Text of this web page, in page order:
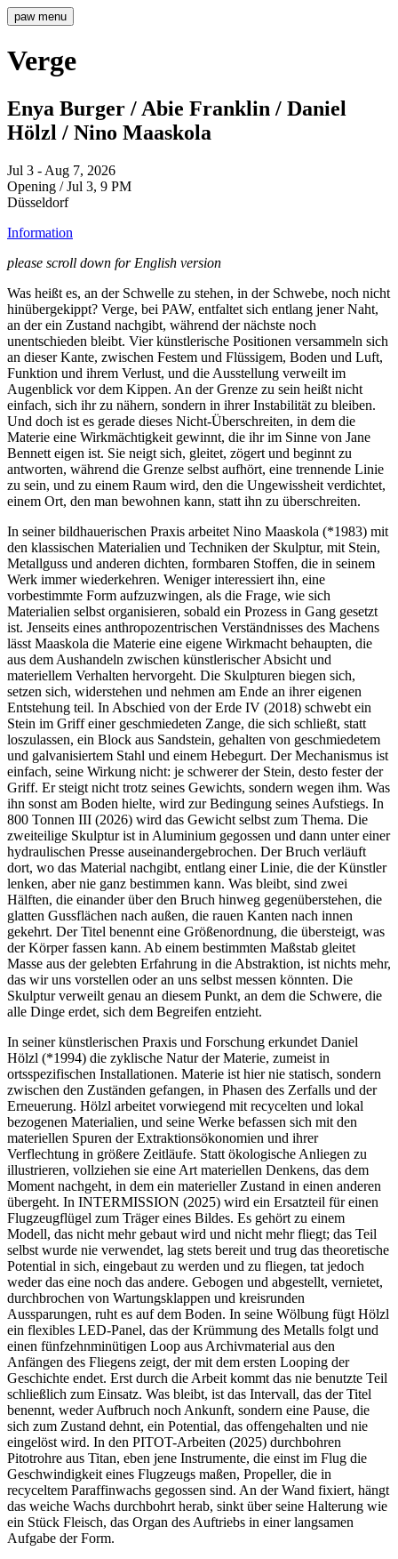
paw menu
Verge
Enya Burger / Abie Franklin / Daniel
Hölzl / Nino Maaskola
Jul 3 - Aug 7, 2026
Opening / Jul 3, 9 PM
Düsseldorf
Information
please scroll down for English version
Was heißt es, an der Schwelle zu stehen, in der Schwebe, noch nicht
hinübergekippt? Verge, bei PAW, entfaltet sich entlang jener Naht,
an der ein Zustand nachgibt, während der nächste noch
unentschieden bleibt. Vier künstlerische Positionen versammeln sich
an dieser Kante, zwischen Festem und Flüssigem, Boden und Luft,
Funktion und ihrem Verlust, und die Ausstellung verweilt im
Augenblick vor dem Kippen. An der Grenze zu sein heißt nicht
einfach, sich ihr zu nähern, sondern in ihrer Instabilität zu bleiben.
Und doch ist es gerade dieses Nicht-Überschreiten, in dem die
Materie eine Wirkmächtigkeit gewinnt, die ihr im Sinne von Jane
Bennett eigen ist. Sie neigt sich, gleitet, zögert und beginnt zu
antworten, während die Grenze selbst aufhört, eine trennende Linie
zu sein, und zu einem Raum wird, den die Ungewissheit verdichtet,
einem Ort, den man bewohnen kann, statt ihn zu überschreiten.
In seiner bildhauerischen Praxis arbeitet Nino Maaskola (*1983) mit
den klassischen Materialien und Techniken der Skulptur, mit Stein,
Metallguss und anderen dichten, formbaren Stoffen, die in seinem
Werk immer wiederkehren. Weniger interessiert ihn, eine
vorbestimmte Form aufzuzwingen, als die Frage, wie sich
Materialien selbst organisieren, sobald ein Prozess in Gang gesetzt
ist. Jenseits eines anthropozentrischen Verständnisses des Machens
lässt Maaskola die Materie eine eigene Wirkmacht behaupten, die
aus dem Aushandeln zwischen künstlerischer Absicht und
materiellem Verhalten hervorgeht. Die Skulpturen biegen sich,
setzen sich, widerstehen und nehmen am Ende an ihrer eigenen
Entstehung teil. In Abschied von der Erde IV (2018) schwebt ein
Stein im Griff einer geschmiedeten Zange, die sich schließt, statt
loszulassen, ein Block aus Sandstein, gehalten von geschmiedetem
und galvanisiertem Stahl und einem Hebegurt. Der Mechanismus ist
einfach, seine Wirkung nicht: je schwerer der Stein, desto fester der
Griff. Er steigt nicht trotz seines Gewichts, sondern wegen ihm. Was
ihn sonst am Boden hielte, wird zur Bedingung seines Aufstiegs. In
800 Tonnen III (2026) wird das Gewicht selbst zum Thema. Die
zweiteilige Skulptur ist in Aluminium gegossen und dann unter einer
hydraulischen Presse auseinandergebrochen. Der Bruch verläuft
dort, wo das Material nachgibt, entlang einer Linie, die der Künstler
lenken, aber nie ganz bestimmen kann. Was bleibt, sind zwei
Hälften, die einander über den Bruch hinweg gegenüberstehen, die
glatten Gussflächen nach außen, die rauen Kanten nach innen
gekehrt. Der Titel benennt eine Größenordnung, die übersteigt, was
der Körper fassen kann. Ab einem bestimmten Maßstab gleitet
Masse aus der gelebten Erfahrung in die Abstraktion, ist nichts mehr,
das wir uns vorstellen oder an uns selbst messen könnten. Die
Skulptur verweilt genau an diesem Punkt, an dem die Schwere, die
alle Dinge erdet, sich dem Begreifen entzieht.
In seiner künstlerischen Praxis und Forschung erkundet Daniel
Hölzl (*1994) die zyklische Natur der Materie, zumeist in
ortsspezifischen Installationen. Materie ist hier nie statisch, sondern
zwischen den Zuständen gefangen, in Phasen des Zerfalls und der
Erneuerung. Hölzl arbeitet vorwiegend mit recycelten und lokal
bezogenen Materialien, und seine Werke befassen sich mit den
materiellen Spuren der Extraktionsökonomien und ihrer
Verflechtung in größere Zeitläufe. Statt ökologische Anliegen zu
illustrieren, vollziehen sie eine Art materiellen Denkens, das dem
Moment nachgeht, in dem ein materieller Zustand in einen anderen
übergeht. In INTERMISSION (2025) wird ein Ersatzteil für einen
Flugzeugflügel zum Träger eines Bildes. Es gehört zu einem
Modell, das nicht mehr gebaut wird und nicht mehr fliegt; das Teil
selbst wurde nie verwendet, lag stets bereit und trug das theoretische
Potential in sich, eingebaut zu werden und zu fliegen, tat jedoch
weder das eine noch das andere. Gebogen und abgestellt, vernietet,
durchbrochen von Wartungsklappen und kreisrunden
Aussparungen, ruht es auf dem Boden. In seine Wölbung fügt Hölzl
ein flexibles LED-Panel, das der Krümmung des Metalls folgt und
einen fünfzehnminütigen Loop aus Archivmaterial aus den
Anfängen des Fliegens zeigt, der mit dem ersten Looping der
Geschichte endet. Erst durch die Arbeit kommt das nie benutzte Teil
schließlich zum Einsatz. Was bleibt, ist das Intervall, das der Titel
benennt, weder Aufbruch noch Ankunft, sondern eine Pause, die
sich zum Zustand dehnt, ein Potential, das offengehalten und nie
eingelöst wird. In den PITOT-Arbeiten (2025) durchbohren
Pitotrohre aus Titan, eben jene Instrumente, die einst im Flug die
Geschwindigkeit eines Flugzeugs maßen, Propeller, die in
recyceltem Paraffinwachs gegossen sind. An der Wand fixiert, hängt
das weiche Wachs durchbohrt herab, sinkt über seine Halterung wie
ein Stück Fleisch, das Organ des Auftriebs in einer langsamen
Aufgabe der Form.